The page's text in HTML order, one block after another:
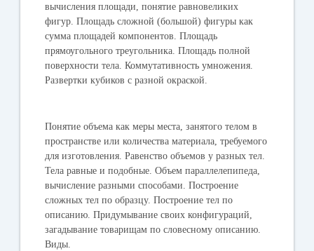
вычисления площади, понятие равновеликих
фигур. Площадь сложной (большой) фигуры как
сумма площадей компонентов. Площадь
прямоугольного треугольника. Площадь полной
поверхности тела. Коммутативность умножения.
Развертки кубиков с разной окраской.
Понятие объема как меры места, занятого телом в
пространстве или количества материала, требуемого
для изготовления. Равенство объемов у разных тел.
Тела равные и подобные. Объем параллелепипеда,
вычисление разными способами. Построение
сложных тел по образцу. Построение тел по
описанию. Придумывание своих конфигураций,
загадывание товарищам по словесному описанию.
Виды.